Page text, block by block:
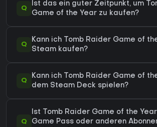
Q
Ist das ein guter Zeitpunkt, um
Game of the Year zu kaufen?
Q
Kann ich Tomb Raider Game of
Steam kaufen?
Q
Kann ich Tomb Raider Game of
dem Steam Deck spielen?
Q
Ist Tomb Raider Game of the
Game Pass oder anderen